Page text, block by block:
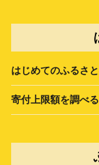
はじめてのふるさ
寄付上限額を調べる